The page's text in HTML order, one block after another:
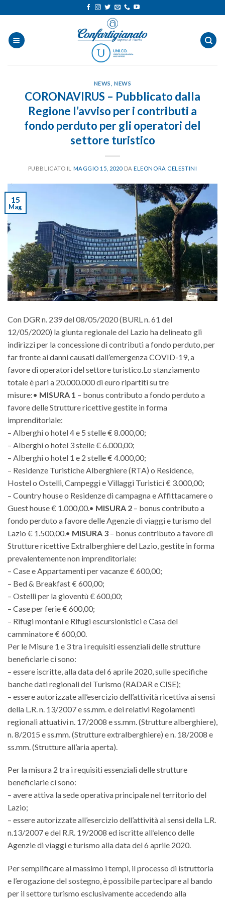
ai
contenuti
NEWS ,NEWS
CORONAVIRUS – Pubblicato dalla
Regione l’avviso per i contributi a
fondo perduto per gli operatori del
settore turistico
PUBBLICATO IL MAGGIO 15, 2020 DAELEONORA CELESTINI
15
Mag
Con DGR n. 239 del 08/05/2020 (BURL n. 61 del
12/05/2020) la giunta regionale del Lazio ha delineato gli
indirizzi per la concessione di contributi a fondo perduto, per
far fronte ai danni causati dall’emergenza COVID-19, a
favore di operatori del settore turistico.Lo stanziamento
totale è pari a 20.000.000 di euro ripartiti su tre
misure:• MISURA 1 – bonus contributo a fondo perduto a
favore delle Strutture ricettive gestite in forma
imprenditoriale:
– Alberghi o hotel 4 e 5 stelle € 8.000,00;
– Alberghi o hotel 3 stelle € 6.000,00;
– Alberghi o hotel 1 e 2 stelle € 4.000,00;
– Residenze Turistiche Alberghiere (RTA) o Residence,
Hostel o Ostelli, Campeggi e Villaggi Turistici € 3.000,00;
– Country house o Residenze di campagna e Affittacamere o
Guest house € 1.000,00.• MISURA 2 – bonus contributo a
fondo perduto a favore delle Agenzie di viaggi e turismo del
Lazio € 1.500,00.• MISURA 3 – bonus contributo a favore di
Strutture ricettive Extralberghiere del Lazio, gestite in forma
prevalentemente non imprenditoriale:
– Case e Appartamenti per vacanze € 600,00;
– Bed & Breakfast € 600,00;
– Ostelli per la gioventù € 600,00;
– Case per ferie € 600,00;
– Rifugi montani e Rifugi escursionistici e Casa del
camminatore € 600,00.
Per le Misure 1 e 3 tra i requisiti essenziali delle strutture
beneficiarie ci sono:
– essere iscritte, alla data del 6 aprile 2020, sulle specifiche
banche dati regionali del Turismo (RADAR e CISE);
– essere autorizzate all’esercizio dell’attività ricettiva ai sensi
della L.R. n. 13/2007 e ss.mm. e dei relativi Regolamenti
regionali attuativi n. 17/2008 e ss.mm. (Strutture alberghiere),
n. 8/2015 e ss.mm. (Strutture extralberghiere) e n. 18/2008 e
ss.mm. (Strutture all’aria aperta).
Per la misura 2 tra i requisiti essenziali delle strutture
beneficiarie ci sono:
– avere attiva la sede operativa principale nel territorio del
Lazio;
– essere autorizzate all’esercizio dell’attività ai sensi della L.R.
n.13/2007 e del R.R. 19/2008 ed iscritte all’elenco delle
Agenzie di viaggi e turismo alla data del 6 aprile 2020.
Per semplificare al massimo i tempi, il processo di istruttoria
e l’erogazione del sostegno, è possibile partecipare al bando
per il settore turismo esclusivamente accedendo alla